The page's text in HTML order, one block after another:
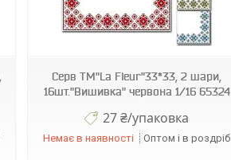
Серв ТМ"La Fleur"33*33, 2 шари,
16шт."Вишивка" червона 1/16 65324
27 ₴/упаковка
Немає в наявності Оптом і в роздріб
4820212000768